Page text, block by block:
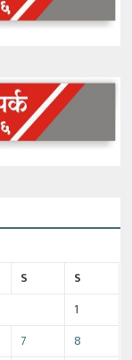
S
S
1
7 8